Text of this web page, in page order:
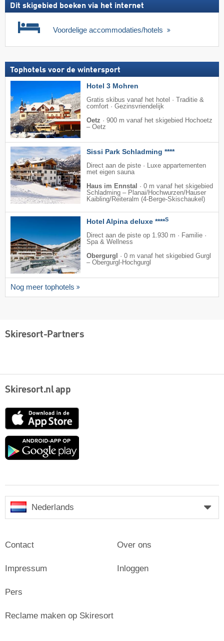
Dit skigebied boeken via het internet
Voordelige accommodaties/hotels
Tophotels voor de wintersport
Hotel 3 Mohren
Gratis skibus vanaf het hotel · Traditie &
comfort · Gezinsvriendelijk
Oetz · 900 m vanaf het skigebied Hochoetz
– Oetz
Sissi Park Schladming ****
Direct aan de piste · Luxe appartementen
met eigen sauna
Haus im Ennstal · 0 m vanaf het skigebied
Schladming – Planai/​Hochwurzen/​Hauser
Kaibling/​Reiteralm (4-Berge-Skischaukel)
Hotel Alpina deluxe ****S
Direct aan de piste op 1.930 m · Familie ·
Spa & Wellness
Obergurgl
· 0 m vanaf het skigebied Gurgl
– Obergurgl-Hochgurgl
Nog meer tophotels
Skiresort-Partners
Skiresort.nl app
App
Google
Nederlands
Contact
Impressum
Pers
Over ons
Inloggen
Reclame maken op Skiresort